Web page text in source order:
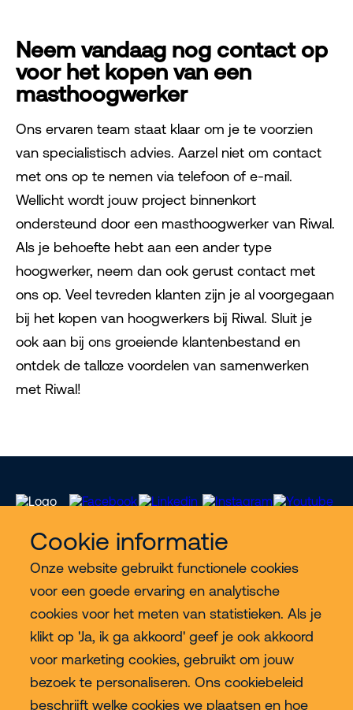
Cookie informatie
Onze website gebruikt functionele cookies
voor een goede ervaring en analytische
cookies voor het meten van statistieken. Als je
klikt op 'Ja, ik ga akkoord' geef je ook akkoord
voor marketing cookies, gebruikt om jouw
bezoek te personaliseren. Ons cookiebeleid
beschrijft welke cookies we plaatsen en hoe
Neem vandaag nog contact op
voor het kopen van een
masthoogwerker
Ons ervaren team staat klaar om je te voorzien
van specialistisch advies. Aarzel niet om contact
met ons op te nemen via telefoon of e-mail.
Wellicht wordt jouw project binnenkort
ondersteund door een masthoogwerker van Riwal.
Als je behoefte hebt aan een ander type
hoogwerker, neem dan ook gerust contact met
ons op. Veel tevreden klanten zijn je al voorgegaan
bij het kopen van hoogwerkers bij Riwal. Sluit je
ook aan bij ons groeiende klantenbestand en
ontdek de talloze voordelen van samenwerken
met Riwal!
Meer Riwal
Industries
Contact